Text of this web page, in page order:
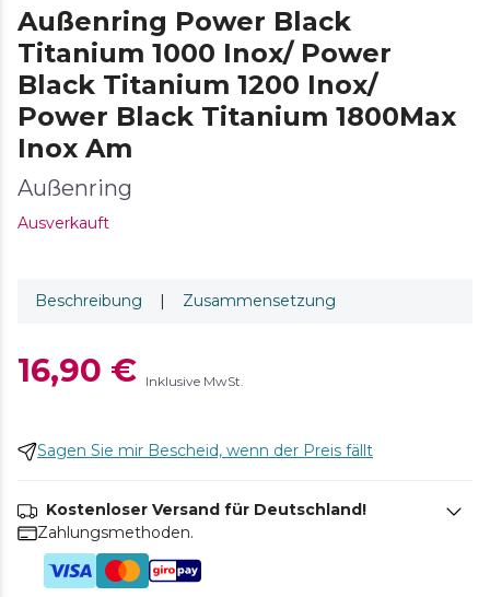
Außenring Power Black
Titanium 1000 Inox/ Power
Black Titanium 1200 Inox/
Power Black Titanium 1800Max
Inox Am
Außenring
Ausverkauft
Beschreibung | Zusammensetzung
16,90 € Inklusive MwSt.
Sagen Sie mir Bescheid, wenn der Preis fällt
Kostenloser Versand für Deutschland!
Zahlungsmethoden.